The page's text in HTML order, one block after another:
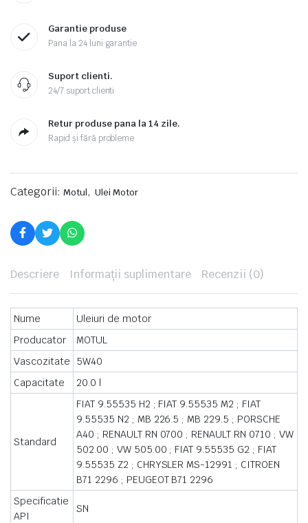
Garantie produse
Pana la 24 luni garantie
Suport clienti.
24/7 suport clienti
Retur produse pana la 14 zile.
Rapid și fără probleme
Categorii: Motul, Ulei Motor
Descriere Informații suplimentare Recenzii (0)
Nume
Uleiuri de motor
Producator
MOTUL
Vascozitate
5W40
Capacitate
20.0 l
Standard
FIAT 9.55535 H2 ; FIAT 9.55535 M2 ; FIAT
9.55535 N2 ; MB 226.5 ; MB 229.5 ; PORSCHE
A40 ; RENAULT RN 0700 ; RENAULT RN 0710 ; VW
502.00 ; VW 505.00 ; FIAT 9.55535 G2 ; FIAT
9.55535 Z2 ; CHRYSLER MS-12991 ; CITROEN
B71 2296 ; PEUGEOT B71 2296
Specificatie
API
SN